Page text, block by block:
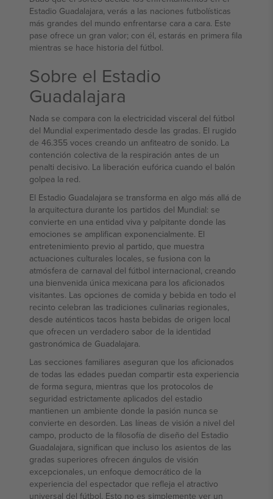
Estadio Guadalajara, verás a las naciones futbolísticas
más grandes del mundo enfrentarse cara a cara. Este
pase ofrece un gran valor; con él, estarás en primera fila
mientras se hace historia del fútbol.
Sobre el Estadio
Guadalajara
Nada se compara con la electricidad visceral del fútbol
del Mundial experimentado desde las gradas. El rugido
de 46.355 voces creando un anfiteatro de sonido. La
contención colectiva de la respiración antes de un
penalti decisivo. La liberación eufórica cuando el balón
golpea la red.
El Estadio Guadalajara se transforma en algo más allá de
la arquitectura durante los partidos del Mundial: se
convierte en una entidad viva y palpitante donde las
emociones se amplifican exponencialmente. El
entretenimiento previo al partido, que muestra
actuaciones culturales locales, se fusiona con la
atmósfera de carnaval del fútbol internacional, creando
una bienvenida única mexicana para los aficionados
visitantes. Las opciones de comida y bebida en todo el
recinto celebran las tradiciones culinarias regionales,
desde auténticos tacos hasta bebidas de origen local
que ofrecen un verdadero sabor de la identidad
gastronómica de Guadalajara.
Las secciones familiares aseguran que los aficionados
de todas las edades puedan compartir esta experiencia
de forma segura, mientras que los protocolos de
seguridad estrictamente aplicados del estadio
mantienen un ambiente donde la pasión nunca se
convierte en desorden. Las líneas de visión a nivel del
campo, producto de la filosofía de diseño del Estadio
Guadalajara, significan que incluso los asientos de las
gradas superiores ofrecen ángulos de visión
excepcionales, un enfoque democrático de la
experiencia del espectador que refleja el atractivo
universal del fútbol. Esto no es simplemente ver un